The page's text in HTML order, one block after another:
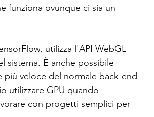
funziona ovunque ci sia un
utilizza l'API WebGL
sistema. È anche possibile
più veloce del normale back-end
utilizzare GPU quando
con progetti semplici per